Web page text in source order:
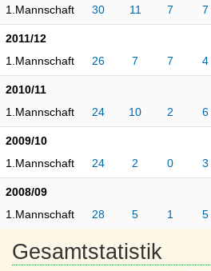
1.Mannschaft
30 11 7 7
2011/12
1.Mannschaft
26 7 7 4
2010/11
1.Mannschaft
24 10 2 6
2009/10
1.Mannschaft
24 2 0 3
2008/09
1.Mannschaft
28 5 1 5
Gesamtstatistik